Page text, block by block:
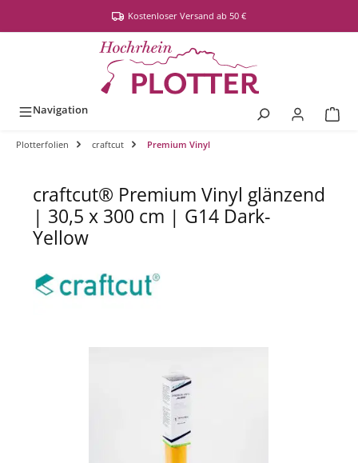
Kostenloser Versand ab 50 €
Navigation
Plotterfolien craftcut Premium Vinyl
craftcut® Premium Vinyl glänzend
| 30,5 x 300 cm | G14 Dark-
Yellow